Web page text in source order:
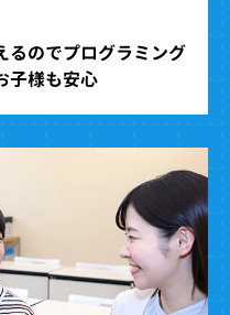
るのでプログラミング
子様も安心